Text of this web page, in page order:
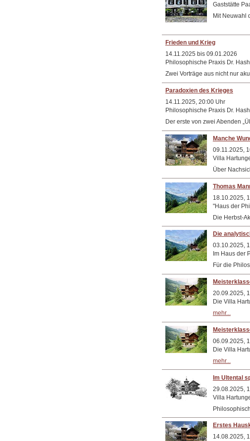
Gaststätte
Mit Neuwahl
Frieden und Krieg
14.11.2025 bis 09.01.2026
Philosophische Praxis Dr.
Zwei Vorträge aus nicht nur
Paradoxien des Krieges
14.11.2025, 20:00 Uhr
Philosophische Praxis Dr.
Der erste von zwei Abenden
Manche
09.11.2025,
Villa
Über
Thomas
18.10.2025,
"Haus der
Die Herbst-
Die
03.10.2025,
Im Haus der
Für die
20.09.2025,
Die Villa
mehr...
06.09.2025,
Die Villa
mehr...
Im Ultental
29.08.2025,
Villa
Erstes
14.08.2025,